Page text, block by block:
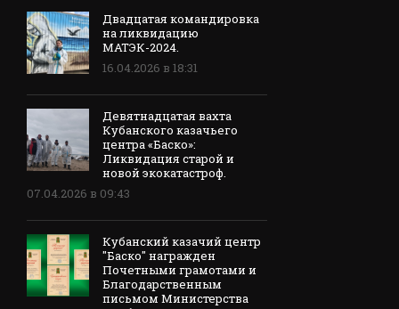
Двадцатая командировка
на ликвидацию
МАТЭК-2024.
16.04.2026 в 18:31
Девятнадцатая вахта
Кубанского казачьего
центра «Баско»:
Ликвидация старой и
новой экокатастроф.
07.04.2026 в 09:43
Кубанский казачий центр
"Баско" награжден
Почетными грамотами и
Благодарственным
письмом Министерства